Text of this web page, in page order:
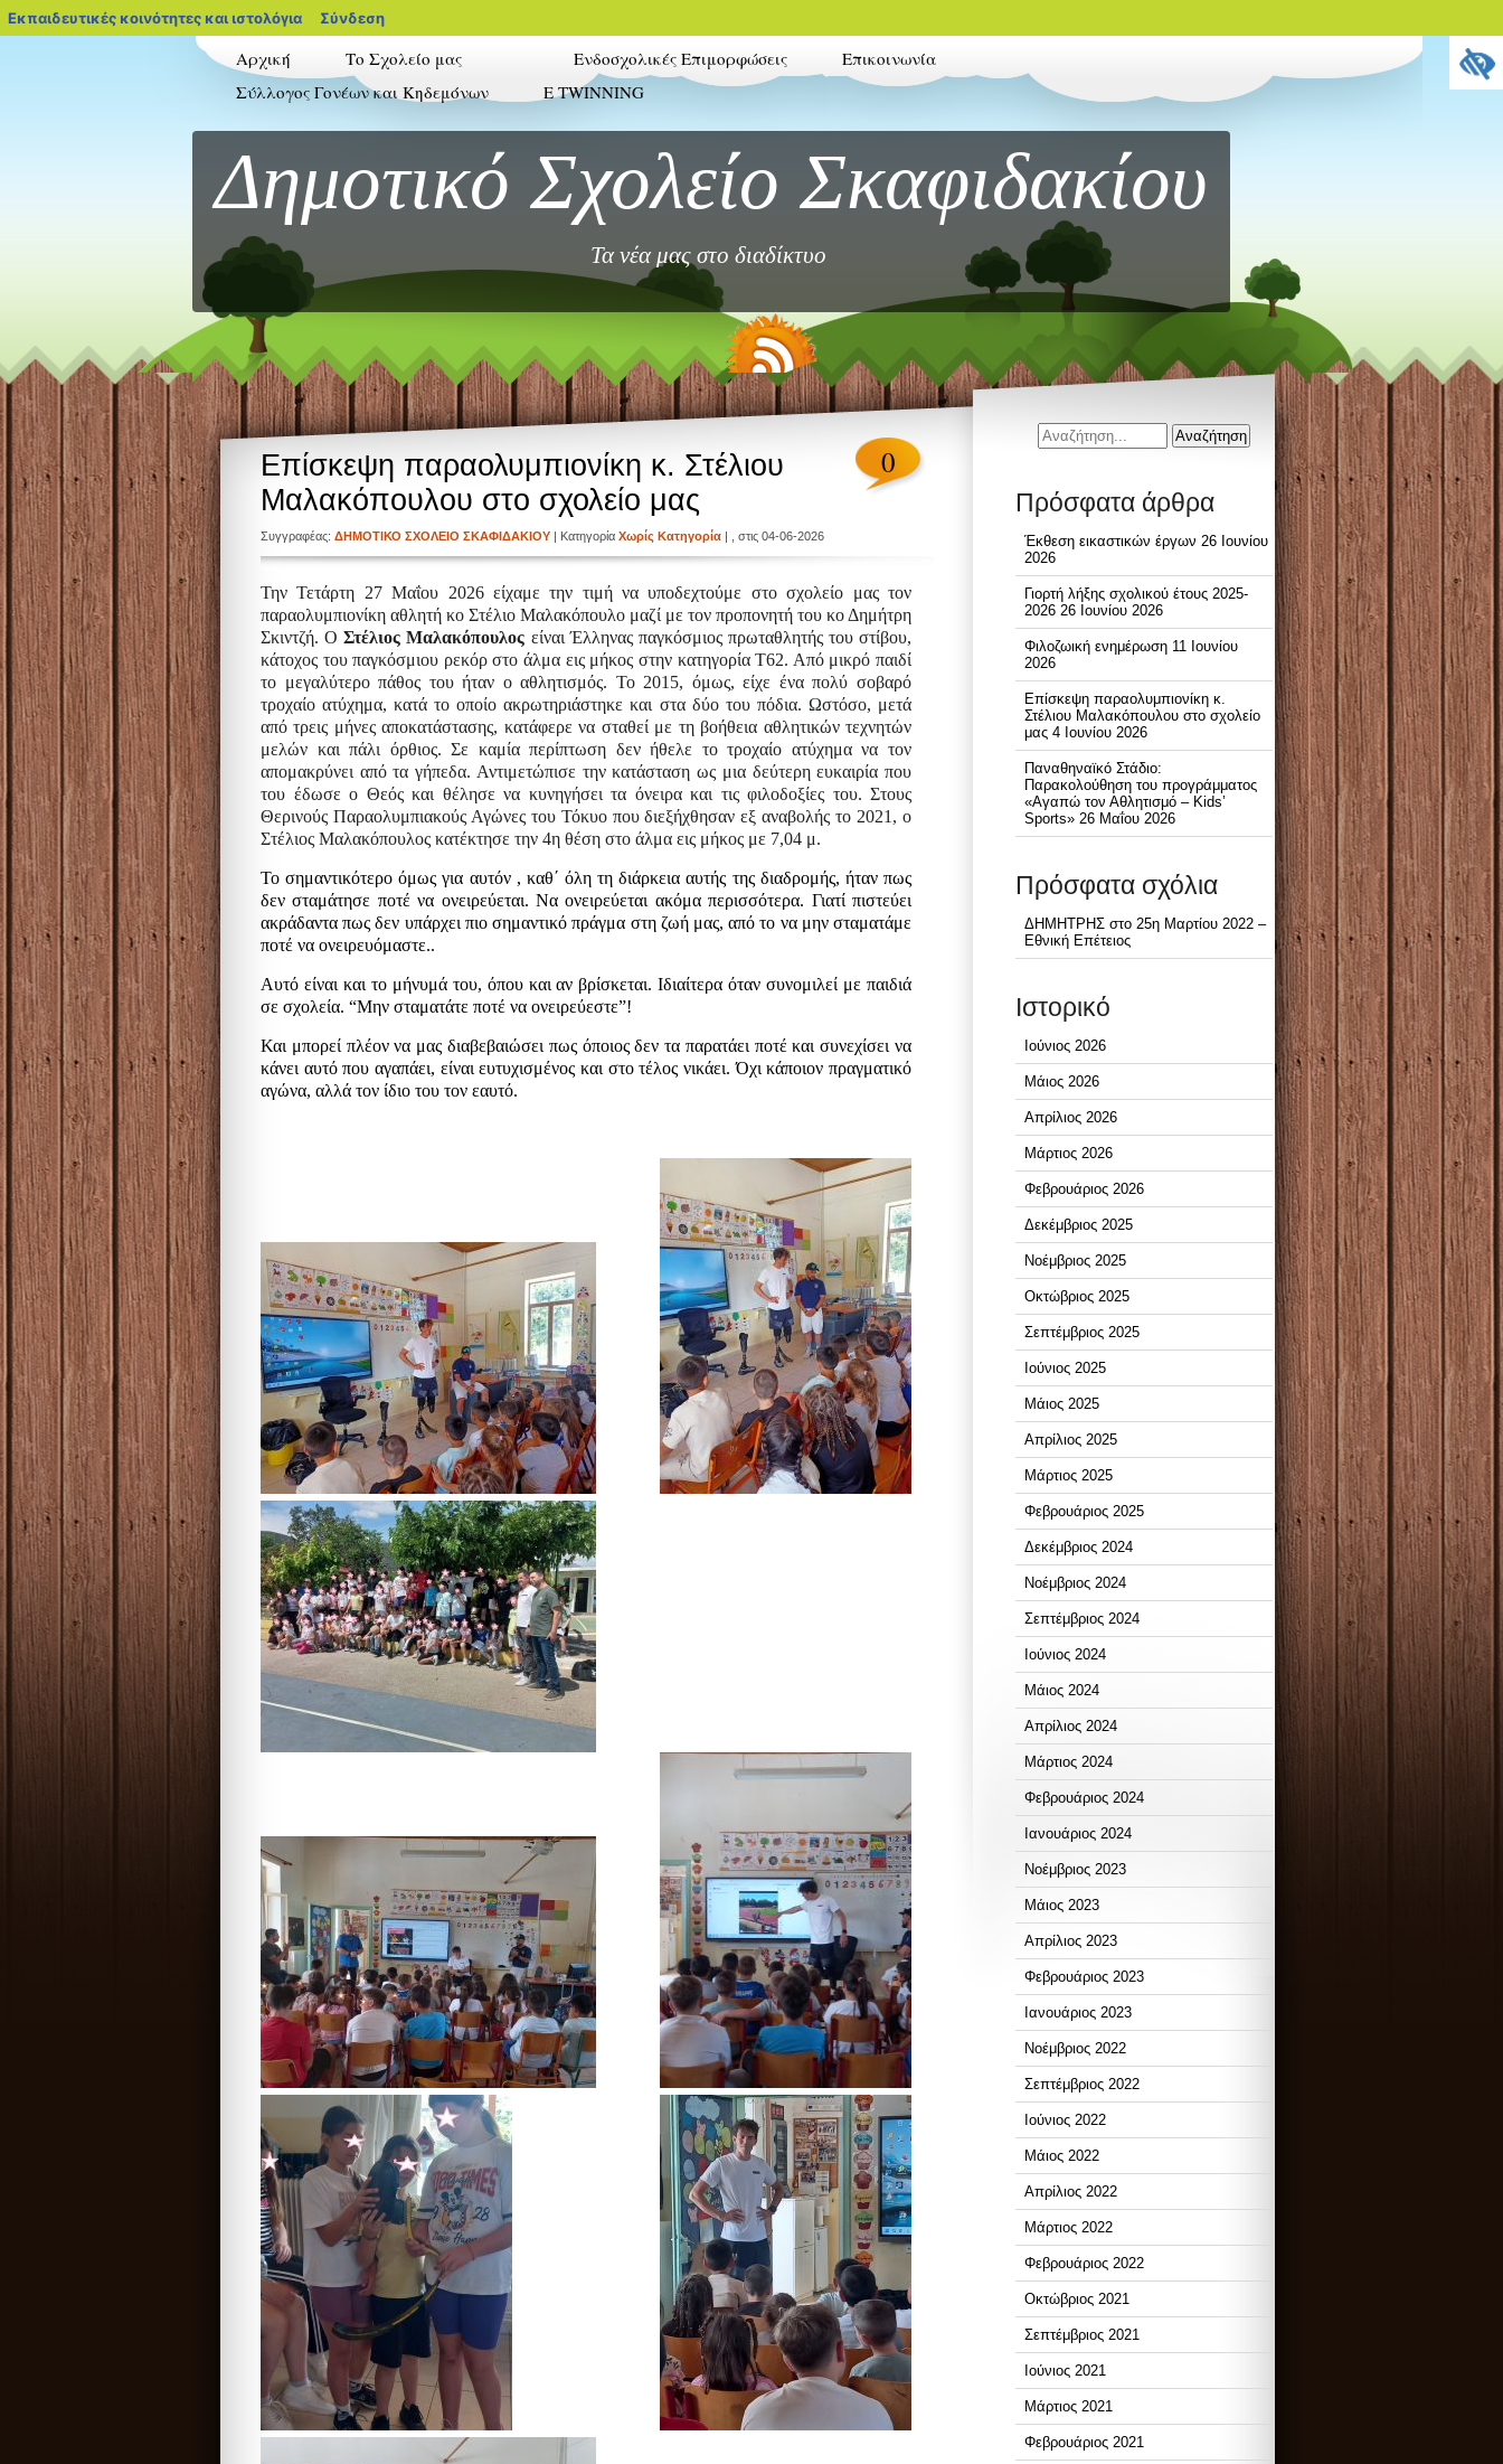
Εκπαιδευτικές κοινότητες και ιστολόγια blogs.sch.gr
Σύνδεση
Αρχική Το Σχολείο μας Ενδοσχολικές Επιμορφώσεις
Επικοινωνία
Σύλλογος Γονέων και Κηδεμόνων
E TWINNING
Δημοτικό Σχολείο Σκαφιδακίου
Τα νέα μας στο διαδίκτυο
Επίσκεψη παραολυμπιονίκη κ. Στέλιου
Μαλακόπουλου στο σχολείο μας
0
Συγγραφέας: ΔΗΜΟΤΙΚΟ ΣΧΟΛΕΙΟ ΣΚΑΦΙΔΑΚΙΟΥ | Κατηγορία Χωρίς Κατηγορία | , στις 04-06-2026
Την Τετάρτη 27 Μαΐου 2026 είχαμε την τιμή να υποδεχτούμε στο σχολείο μας τον
παραολυμπιονίκη αθλητή κο Στέλιο Μαλακόπουλο μαζί με τον προπονητή του κο Δημήτρη
Σκιντζή.ΟΣτέλιος Μαλακόπουλος είναι Έλληνας παγκόσμιος πρωταθλητής του στίβου,
κάτοχος του παγκόσμιου ρεκόρ στο άλμα εις μήκος στην κατηγορία Τ62. Από μικρό παιδί
το μεγαλύτερο πάθος του ήταν ο αθλητισμός. Το 2015, όμως, είχε ένα πολύ σοβαρό
τροχαίο ατύχημα, κατά το οποίο ακρωτηριάστηκε και στα δύο του πόδια. Ωστόσο, μετά
από τρεις μήνες αποκατάστασης, κατάφερε να σταθεί με τη βοήθεια αθλητικών τεχνητών
μελών και πάλι όρθιος. Σε καμία περίπτωση δεν ήθελε το τροχαίο ατύχημα να τον
απομακρύνει από τα γήπεδα. Αντιμετώπισε την κατάσταση ως μια δεύτερη ευκαιρία που
του έδωσε ο Θεός και θέλησε να κυνηγήσει τα όνειρα και τις φιλοδοξίες του. Στους
Θερινούς Παραολυμπιακούς Αγώνες του Τόκυο που διεξήχθησαν εξ αναβολής το 2021, ο
Στέλιος Μαλακόπουλος κατέκτησε την 4η θέση στο άλμα εις μήκος με 7,04 μ.
Το σημαντικότερο όμως για αυτόν , καθ΄ όλη τη διάρκεια αυτής της διαδρομής, ήταν πως
δεν σταμάτησε ποτέ να ονειρεύεται. Να ονειρεύεται ακόμα περισσότερα. Γιατί πιστεύει
ακράδαντα πως δεν υπάρχει πιο σημαντικό πράγμα στη ζωή μας, από το να μην σταματάμε
ποτέ να ονειρευόμαστε..
Αυτό είναι και το μήνυμά του, όπου και αν βρίσκεται. Ιδιαίτερα όταν συνομιλεί με παιδιά
σε σχολεία. “Μην σταματάτε ποτέ να ονειρεύεστε”!
Και μπορεί πλέον να μας διαβεβαιώσει πως όποιος δεν τα παρατάει ποτέ και συνεχίσει να
κάνει αυτό που αγαπάει, είναι ευτυχισμένος και στο τέλος νικάει. Όχι κάποιον πραγματικό
αγώνα, αλλά τον ίδιο του τον εαυτό.
Πρόσφατα άρθρα
Έκθεση εικαστικών έργων 26 Ιουνίου
2026
Γιορτή λήξης σχολικού έτους 2025-
2026 26 Ιουνίου 2026
Φιλοζωική ενημέρωση 11 Ιουνίου
2026
Επίσκεψη παραολυμπιονίκη κ.
Στέλιου Μαλακόπουλου στο σχολείο
μας 4 Ιουνίου 2026
Παναθηναϊκό Στάδιο:
Παρακολούθηση του προγράμματος
«Αγαπώ τον Αθλητισμό – Kids’
Sports» 26 Μαΐου 2026
Πρόσφατα σχόλια
ΔΗΜΗΤΡΗΣ στο 25η Μαρτίου 2022 –
Εθνική Επέτειος
Ιστορικό
Ιούνιος 2026
Μάιος 2026
Απρίλιος 2026
Μάρτιος 2026
Φεβρουάριος 2026
Δεκέμβριος 2025
Νοέμβριος 2025
Οκτώβριος 2025
Σεπτέμβριος 2025
Ιούνιος 2025
Μάιος 2025
Απρίλιος 2025
Μάρτιος 2025
Φεβρουάριος 2025
Δεκέμβριος 2024
Νοέμβριος 2024
Σεπτέμβριος 2024
Ιούνιος 2024
Μάιος 2024
Απρίλιος 2024
Μάρτιος 2024
Φεβρουάριος 2024
Ιανουάριος 2024
Νοέμβριος 2023
Μάιος 2023
Απρίλιος 2023
Φεβρουάριος 2023
Ιανουάριος 2023
Νοέμβριος 2022
Σεπτέμβριος 2022
Ιούνιος 2022
Μάιος 2022
Απρίλιος 2022
Μάρτιος 2022
Φεβρουάριος 2022
Οκτώβριος 2021
Σεπτέμβριος 2021
Ιούνιος 2021
Μάρτιος 2021
Φεβρουάριος 2021